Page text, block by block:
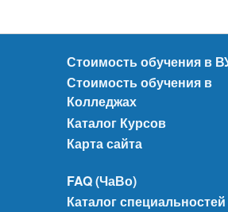
Стоимость обучения в
Стоимость обучения в
Колледжах
Каталог Курсов
Карта сайта
FAQ (ЧаВо)
Каталог специальностей